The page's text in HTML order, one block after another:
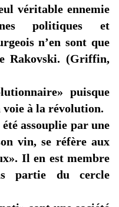
véritable ennemie
politiques et
n’en sont que
Rakovski. (Griffin,
puisque
voie à la révolution.
assouplie par une
vin, se réfère aux
Il en est membre
partie du cercle